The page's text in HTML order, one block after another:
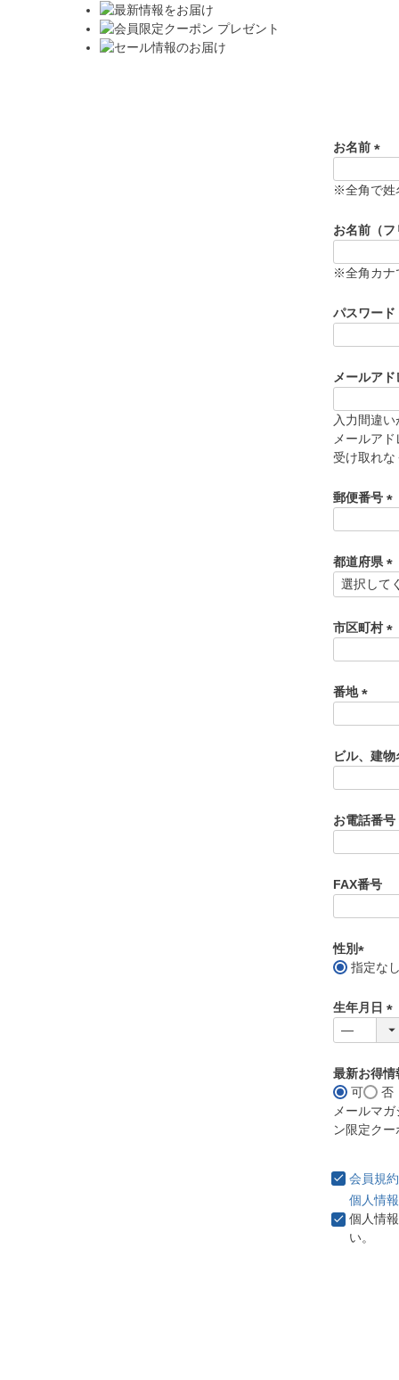
お名前
必
※全角で姓
お名前（フ
※全角カナ
パスワード
メールアド
入力間違
メールア
受け取れな
郵便番号
須
)
都道府県
(
須
)
市区町村
)
番地
須
)
ビル、建物
お電話番号
FAX番号
性別
(
須
指定なし
生年月日
(
須
)
最新お得情
可
否
メールマ
ン限定ク
会員規約
個人情
個人情
い。